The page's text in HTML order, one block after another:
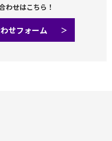
わせはこちら！
せフォーム